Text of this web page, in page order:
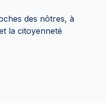
des nôtres, à
la citoyenneté